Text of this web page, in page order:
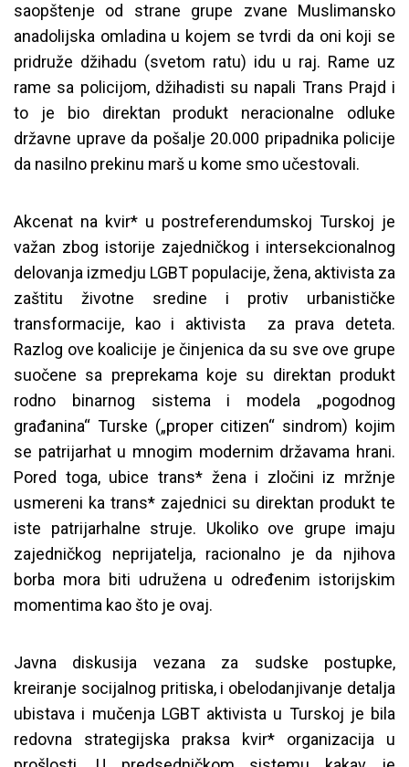
saopštenje od strane grupe zvane Muslimansko
anadolijska omladina u kojem se tvrdi da oni koji se
pridruže džihadu (svetom ratu) idu u raj. Rame uz
rame sa policijom, džihadisti su napali Trans Prajd i
to je bio direktan produkt neracionalne odluke
državne uprave da pošalje 20.000 pripadnika policije
da nasilno prekinu marš u kome smo učestovali.
Akcenat na kvir* u postreferendumskoj Turskoj je
važan zbog istorije zajedničkog i intersekcionalnog
delovanja izmedju LGBT populacije, žena, aktivista za
zaštitu životne sredine i protiv urbanističke
transformacije, kao i aktivista za prava deteta.
Razlog ove koalicije je činjenica da su sve ove grupe
suočene sa preprekama koje su direktan produkt
rodno binarnog sistema i modela „pogodnog
građanina“ Turske („proper citizen“ sindrom) kojim
se patrijarhat u mnogim modernim državama hrani.
Pored toga, ubice trans* žena i zločini iz mržnje
usmereni ka trans* zajednici su direktan produkt te
iste patrijarhalne struje. Ukoliko ove grupe imaju
zajedničkog neprijatelja, racionalno je da njihova
borba mora biti udružena u određenim istorijskim
momentima kao što je ovaj.
Javna diskusija vezana za sudske postupke,
kreiranje socijalnog pritiska, i obelodanjivanje detalja
ubistava i mučenja LGBT aktivista u Turskoj je bila
redovna strategijska praksa kvir* organizacija u